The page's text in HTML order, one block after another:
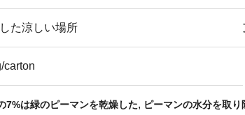
た涼しい場所
carton
7%は緑のピーマンを乾燥した, ピーマンの水分を取り